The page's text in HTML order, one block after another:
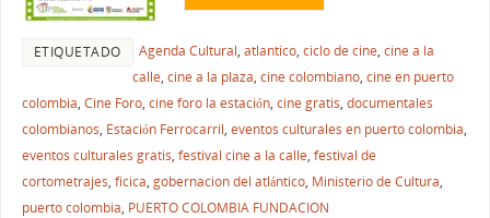
ETIQUETADO Agenda Cultural, atlantico, ciclo de cine, cine a la
calle, cine a la plaza, cine colombiano, cine en puerto
colombia, Cine Foro, cine foro la estación, cine gratis, documentales
colombianos, Estación Ferrocarril, eventos culturales en puerto colombia,
eventos culturales gratis, festival cine a la calle, festival de
cortometrajes, ficica, gobernacion del atlántico, Ministerio de Cultura,
puerto colombia, PUERTO COLOMBIA FUNDACION